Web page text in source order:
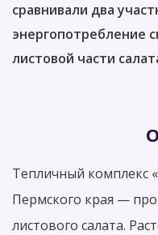
сравнивали два
энергопотребление
листовой части
Тепличный комплекс
Пермского края —
листового салата.